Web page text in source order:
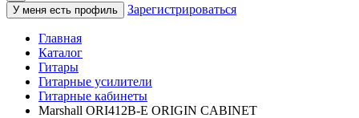
У меня есть профиль
Зарегистрироваться
Главная
Каталог
Гитары
Гитарные усилители
Гитарные кабинеты
Marshall ORI412B-E ORIGIN CABINET